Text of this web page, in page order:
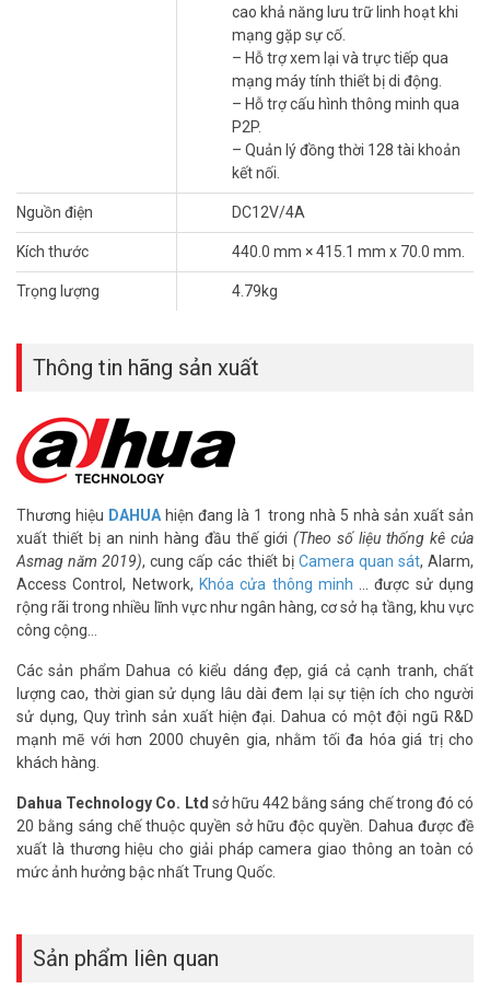
– Nhiệt độ hoạt động : -10°C ~ +55°C
Đặt mua hàng Online ngay hôm nay để được hỗ trợ giá tốt nhất.
Facebook Vuhoangtelecom
cao khả năng lưu trữ linh hoạt khi
mạng gặp sự cố.
– Hỗ trợ xem lại và trực tiếp qua
mạng máy tính thiết bị di động.
– Hỗ trợ cấu hình thông minh qua
P2P.
– Quản lý đồng thời 128 tài khoản
kết nối.
Nguồn điện DC12V/4A
Kích thước 440.0 mm × 415.1 mm x 70.0 mm.
Trọng lượng 4.79kg
Thông tin hãng sản xuất
Thương hiệu DAHUA hiện đang là 1 trong nhà 5 nhà sản xuất sản
xuất thiết bị an ninh hàng đầu thế giới (Theo số liệu thống kê của
Asmag năm 2019), cung cấp các thiết bị Camera quan sát, Alarm,
Access Control, Network, Khóa cửa thông minh … được sử dụng
rộng rãi trong nhiều lĩnh vực như ngân hàng, cơ sở hạ tầng, khu vực
công cộng…
Các sản phẩm Dahua có kiểu dáng đẹp, giá cả cạnh tranh, chất
lượng cao, thời gian sử dụng lâu dài đem lại sự tiện ích cho người
sử dụng, Quy trình sản xuất hiện đại. Dahua có một đội ngũ R&D
mạnh mẽ với hơn 2000 chuyên gia, nhằm tối đa hóa giá trị cho
khách hàng.
Dahua Technology Co. Ltd sở hữu 442 bằng sáng chế trong đó có
20 bằng sáng chế thuộc quyền sở hữu độc quyền. Dahua được đề
xuất là thương hiệu cho giải pháp camera giao thông an toàn có
mức ảnh hưởng bậc nhất Trung Quốc.
Sản phẩm liên quan